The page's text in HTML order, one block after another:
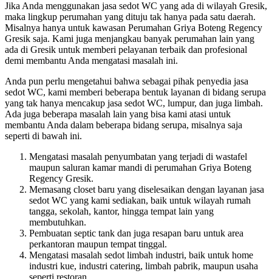
Jika Anda menggunakan jasa sedot WC yang ada di wilayah Gresik,
maka lingkup perumahan yang dituju tak hanya pada satu daerah.
Misalnya hanya untuk kawasan Perumahan Griya Boteng Regency
Gresik saja. Kami juga menjangkau banyak perumahan lain yang
ada di Gresik untuk memberi pelayanan terbaik dan profesional
demi membantu Anda mengatasi masalah ini.
Anda pun perlu mengetahui bahwa sebagai pihak penyedia jasa
sedot WC, kami memberi beberapa bentuk layanan di bidang serupa
yang tak hanya mencakup jasa sedot WC, lumpur, dan juga limbah.
Ada juga beberapa masalah lain yang bisa kami atasi untuk
membantu Anda dalam beberapa bidang serupa, misalnya saja
seperti di bawah ini.
Mengatasi masalah penyumbatan yang terjadi di wastafel
maupun saluran kamar mandi di perumahan Griya Boteng
Regency Gresik.
Memasang closet baru yang diselesaikan dengan layanan jasa
sedot WC yang kami sediakan, baik untuk wilayah rumah
tangga, sekolah, kantor, hingga tempat lain yang
membutuhkan.
Pembuatan septic tank dan juga resapan baru untuk area
perkantoran maupun tempat tinggal.
Mengatasi masalah sedot limbah industri, baik untuk home
industri kue, industri catering, limbah pabrik, maupun usaha